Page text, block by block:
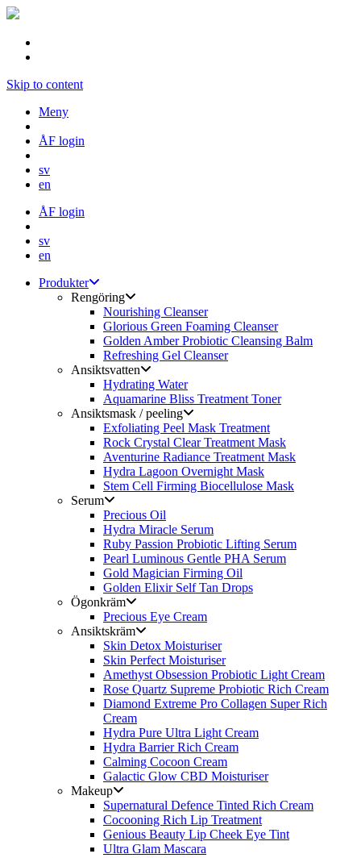
Skip to content
Meny
ÅF login
sv
en
ÅF login
sv
en
Produkter
Rengöring
Nourishing Cleanser
Glorious Green Foaming Cleanser
Golden Amber Probiotic Cleansing Balm
Refreshing Gel Cleanser
Ansiktsvatten
Hydrating Water
Aquamarine Bliss Treatment Toner
Ansiktsmask / peeling
Exfoliating Peel Mask Treatment
Rock Crystal Clear Treatment Mask
Aventurine Radiance Treatment Mask
Hydra Lagoon Overnight Mask
Stem Cell Firming Biocellulose Mask
Serum
Precious Oil
Hydra Miracle Serum
Ruby Passion Probiotic Lifting Serum
Pearl Luminous Gentle PHA Serum
Gold Magician Firming Oil
Golden Elixir Self Tan Drops
Ögonkräm
Precious Eye Cream
Ansiktskräm
Skin Detox Moisturiser
Skin Perfect Moisturiser
Amethyst Obsession Probiotic Light Cream
Rose Quartz Supreme Probiotic Rich Cream
Diamond Extreme Pro Collagen Super Rich
Cream
Hydra Pure Ultra Light Cream
Hydra Barrier Rich Cream
Calming Cocoon Cream
Galactic Glow CBD Moisturiser
Makeup
Supernatural Defence Tinted Rich Cream
Cocooning Rich Lip Treatment
Genious Beauty Lip Cheek Eye Tint
Ultra Glam Mascara